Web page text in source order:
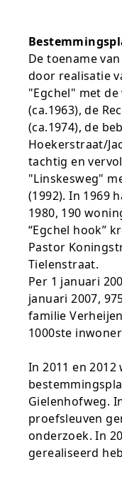
De toename
door realisatie
"Egchel" met
(ca.1963), de
(ca.1974), de
Hoekerstraat/
tachtig en
"Linskesweg"
(1992). In 1969
1980, 190
“Egchel hook”
Pastor
Tielenstraat.
Per 1 januari
januari 2007,
familie
1000ste
In 2011 en
Gielenhofweg.
proefsleuven
onderzoek. In
gerealiseerd